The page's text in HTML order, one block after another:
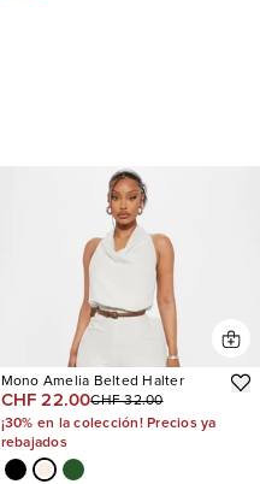
Mono Amelia Belted Halter
CHF 22.00CHF 32.00
¡30% en la colección! Precios ya
rebajados